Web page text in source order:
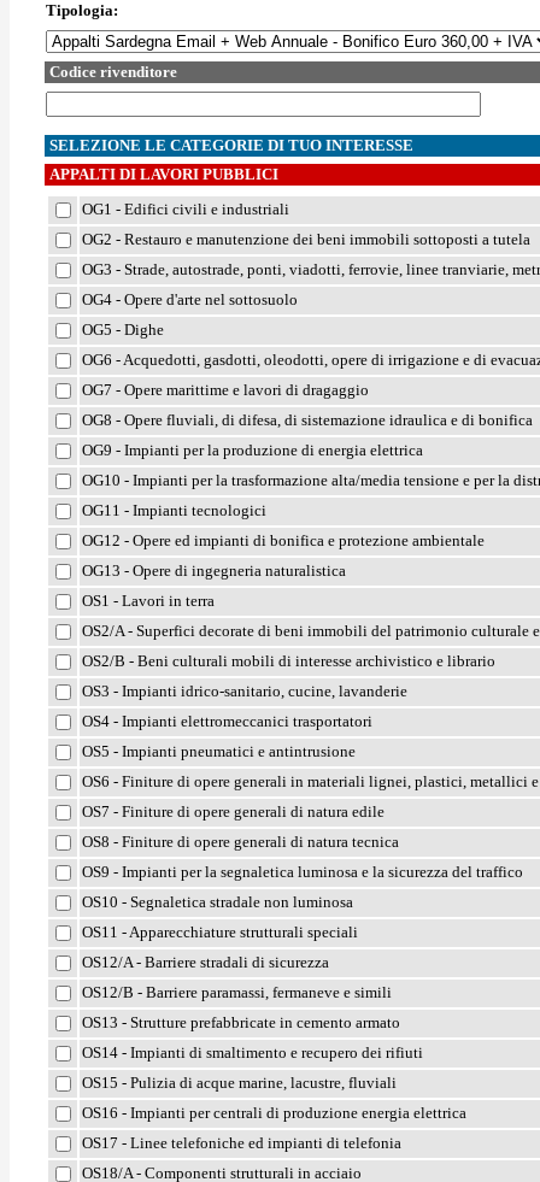
Tipologia:
Codice rivenditore
SELEZIONE LE CATEGORIE DI TUO INTERESSE
APPALTI DI LAVORI PUBBLICI
OG1 - Edifici civili e industriali
OG2 - Restauro e manutenzione dei beni immobili sottoposti a tutela
OG3 - Strade, autostrade, ponti, viadotti, ferrovie, linee tranviarie,
OG4 - Opere d'arte nel sottosuolo
OG5 - Dighe
OG6 - Acquedotti, gasdotti, oleodotti, opere di irrigazione e di
OG7 - Opere marittime e lavori di dragaggio
OG8 - Opere fluviali, di difesa, di sistemazione idraulica e di bonifica
OG9 - Impianti per la produzione di energia elettrica
OG10 - Impianti per la trasformazione alta/media tensione e per la
OG11 - Impianti tecnologici
OG12 - Opere ed impianti di bonifica e protezione ambientale
OG13 - Opere di ingegneria naturalistica
OS1 - Lavori in terra
OS2/A - Superfici decorate di beni immobili del patrimonio
OS2/B - Beni culturali mobili di interesse archivistico e librario
OS3 - Impianti idrico-sanitario, cucine, lavanderie
OS4 - Impianti elettromeccanici trasportatori
OS5 - Impianti pneumatici e antintrusione
OS6 - Finiture di opere generali in materiali lignei, plastici, metallici
OS7 - Finiture di opere generali di natura edile
OS8 - Finiture di opere generali di natura tecnica
OS9 - Impianti per la segnaletica luminosa e la sicurezza del traffico
OS10 - Segnaletica stradale non luminosa
OS11 - Apparecchiature strutturali speciali
OS12/A - Barriere stradali di sicurezza
OS12/B - Barriere paramassi, fermaneve e simili
OS13 - Strutture prefabbricate in cemento armato
OS14 - Impianti di smaltimento e recupero dei rifiuti
OS15 - Pulizia di acque marine, lacustre, fluviali
OS16 - Impianti per centrali di produzione energia elettrica
OS17 - Linee telefoniche ed impianti di telefonia
OS18/A - Componenti strutturali in acciaio